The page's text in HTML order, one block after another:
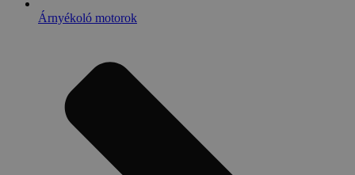
Árnyékoló motorok